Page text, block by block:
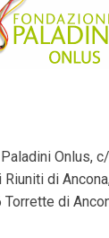
Onlus,
Riuniti di
di